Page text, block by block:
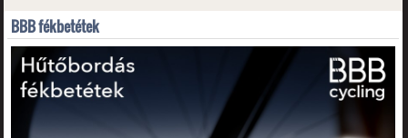
BBB fékbetétek